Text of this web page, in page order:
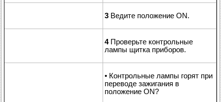
3 Ведите положение ON.
4 Проверьте контрольные
лампы щитка приборов.
• Контрольные лампы горят при
переводе зажигания в
положение ON?